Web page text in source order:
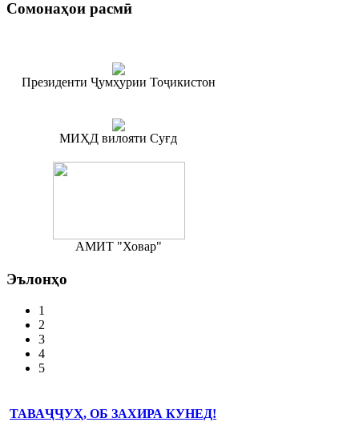
Сомонаҳои расмӣ
Президенти Ҷумҳурии Тоҷикистон
МИҲД вилояти Суғд
АМИТ "Ховар"
Эълонҳо
1
2
3
4
5
ТАВАҶҶУҲ, ОБ ЗАХИРА КУНЕД!